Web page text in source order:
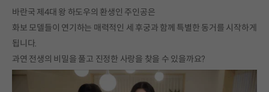
바란국 제4대 왕 하도우의 환생인 주인공은
화보 모델들이 연기하는 매력적인 세 후궁과 함께 특별한 동거를 시작하게
됩니다.
과연 전생의 비밀을 풀고 진정한 사랑을 찾을 수 있을까요?